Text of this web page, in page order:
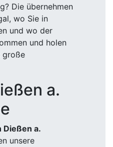
Die übernehmen
wo Sie in
und wo der
und holen
große
a.
Dießen a.
unsere